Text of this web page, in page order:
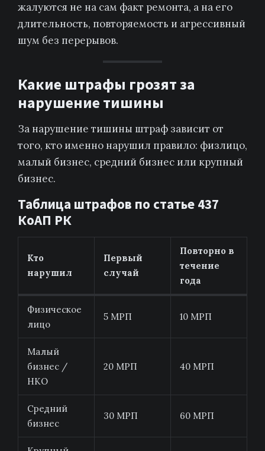
жалуются не на сам факт ремонта, а на его
длительность, повторяемость и агрессивный
шум без перерывов.
Какие штрафы грозят за
нарушение тишины
За нарушение тишины штраф зависит от
того, кто именно нарушил правило: физлицо,
малый бизнес, средний бизнес или крупный
бизнес.
Таблица штрафов по статье 437
КоАП РК
Кто
нарушил
Первый
случай
Повторно в
течение
года
Физическое
лицо
5 МРП 10 МРП
Малый
бизнес /
НКО
20 МРП 40 МРП
Средний
бизнес
30 МРП 60 МРП